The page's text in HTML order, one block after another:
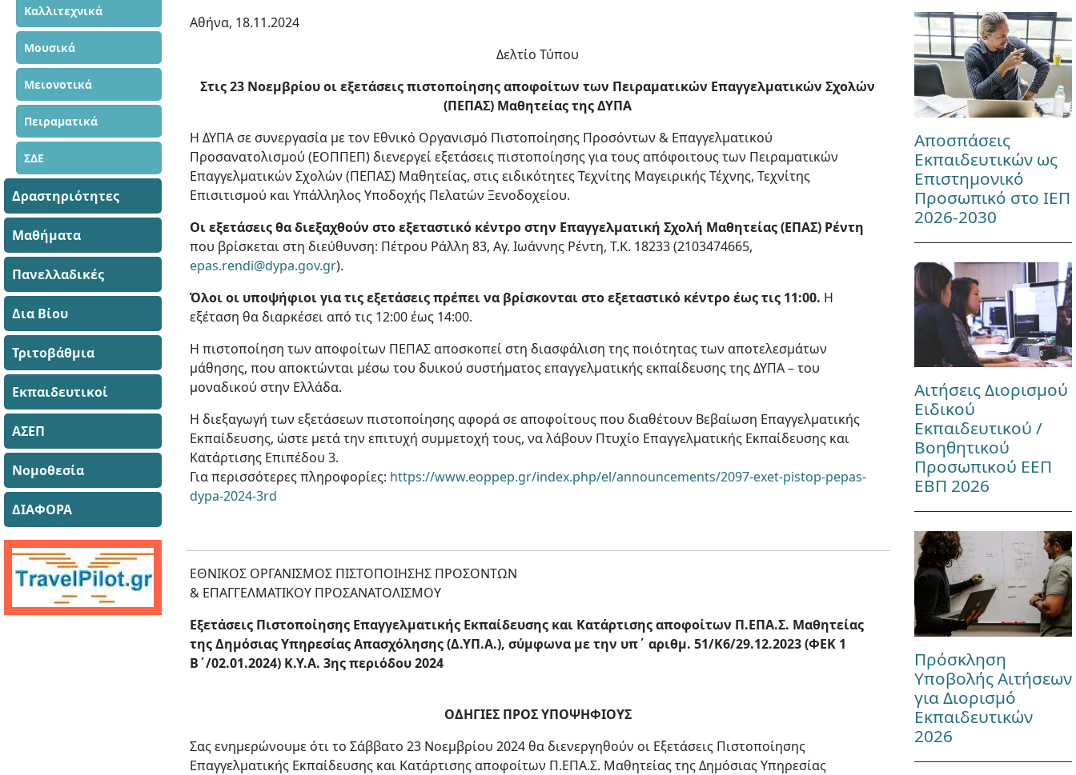
Καλλιτεχνικά
Μουσικά
Μειονοτικά
Πειραματικά
ΣΔΕ
Δραστηριότητες
Μαθήματα
Πανελλαδικές
Δια Βίου
Τριτοβάθμια
Εκπαιδευτικοί
ΑΣΕΠ
Νομοθεσία
ΔΙΑΦΟΡΑ
Αθήνα, 18.11.2024
Δελτίο Τύπου
Στις 23 Νοεμβρίου οι εξετάσεις πιστοποίησης αποφοίτων των Πειραματικών Επαγγελματικών Σχολών
(ΠΕΠΑΣ) Μαθητείας της ΔΥΠΑ
H ΔΥΠΑ σε συνεργασία με τον Εθνικό Οργανισμό Πιστοποίησης Προσόντων & Επαγγελματικού
Προσανατολισμού (ΕΟΠΠΕΠ) διενεργεί εξετάσεις πιστοποίησης για τους απόφοιτους των Πειραματικών
Επαγγελματικών Σχολών (ΠΕΠΑΣ) Μαθητείας, στις ειδικότητες Τεχνίτης Μαγειρικής Τέχνης, Τεχνίτης
Επισιτισμού και Υπάλληλος Υποδοχής Πελατών Ξενοδοχείου.
Οι εξετάσεις θα διεξαχθούν στο εξεταστικό κέντρο στην Επαγγελματική Σχολή Μαθητείας (ΕΠΑΣ) Ρέντη
που βρίσκεται στη διεύθυνση: Πέτρου Ράλλη 83, Αγ. Ιωάννης Ρέντη, Τ.Κ. 18233 (2103474665,
epas.rendi@dypa.gov.gr).
Όλοι οι υποψήφιοι για τις εξετάσεις πρέπει να βρίσκονται στο εξεταστικό κέντρο έως τις 11:00. Η
εξέταση θα διαρκέσει από τις 12:00 έως 14:00.
Η πιστοποίηση των αποφοίτων ΠΕΠΑΣ αποσκοπεί στη διασφάλιση της ποιότητας των αποτελεσμάτων
μάθησης, που αποκτώνται μέσω του δυικού συστήματος επαγγελματικής εκπαίδευσης της ΔΥΠΑ – του
μοναδικού στην Ελλάδα.
Η διεξαγωγή των εξετάσεων πιστοποίησης αφορά σε αποφοίτους που διαθέτουν Βεβαίωση Επαγγελματικής
Εκπαίδευσης, ώστε μετά την επιτυχή συμμετοχή τους, να λάβουν Πτυχίο Επαγγελματικής Εκπαίδευσης και
Κατάρτισης Επιπέδου 3.
Για περισσότερες πληροφορίες: https://www.eoppep.gr/index.php/el/announcements/2097-exet-pistop-pepas-
dypa-2024-3rd
ΕΘΝΙΚΟΣ ΟΡΓΑΝΙΣΜΟΣ ΠΙΣΤΟΠΟΙΗΣΗΣ ΠΡΟΣΟΝΤΩΝ
& ΕΠΑΓΓΕΛΜΑΤΙΚΟΥ ΠΡΟΣΑΝΑΤΟΛΙΣΜΟΥ
Εξετάσεις Πιστοποίησης Επαγγελματικής Εκπαίδευσης και Κατάρτισης αποφοίτων Π.ΕΠΑ.Σ. Μαθητείας
της Δημόσιας Υπηρεσίας Απασχόλησης (Δ.ΥΠ.Α.), σύμφωνα με την υπ΄ αριθμ. 51/Κ6/29.12.2023 (ΦΕΚ 1
Β΄/02.01.2024) Κ.Υ.Α. 3ης περιόδου 2024
OΔΗΓΙΕΣ ΠΡΟΣ ΥΠΟΨΗΦΙΟΥΣ
Σας ενημερώνουμε ότι το Σάββατο 23 Νοεμβρίου 2024 θα διενεργηθούν οι Εξετάσεις Πιστοποίησης
Επαγγελματικής Εκπαίδευσης και Κατάρτισης αποφοίτων Π.ΕΠΑ.Σ. Μαθητείας της Δημόσιας Υπηρεσίας
Αποσπάσεις
Εκπαιδευτικών ως
Επιστημονικό
Προσωπικό στο ΙΕΠ
2026-2030
Αιτήσεις Διορισμού
Ειδικού
Εκπαιδευτικού /
Βοηθητικού
Προσωπικού ΕΕΠ
ΕΒΠ 2026
Πρόσκληση
Υποβολής Αιτήσεων
για Διορισμό
Εκπαιδευτικών
2026